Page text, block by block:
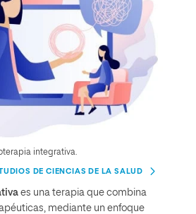
integrativa.
DE CIENCIAS DE LA SALUD
es una terapia que combina
mediante un enfoque